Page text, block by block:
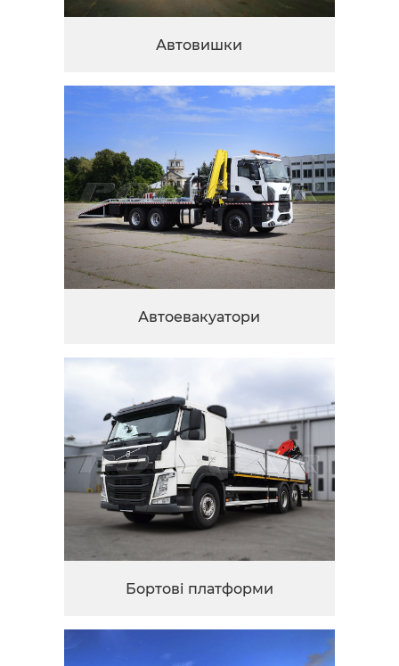
Автовишки
Автоевакуатори
Бортові платформи